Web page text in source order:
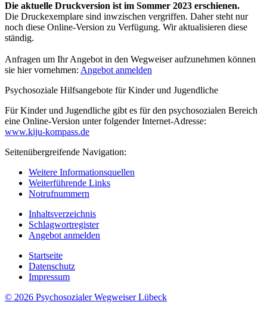
Die aktuelle Druckversion ist im Sommer 2023 erschienen.
Die Druckexemplare sind inwzischen vergriffen. Daher steht nur
noch diese Online-Version zu Verfügung. Wir aktualisieren diese
ständig.
Anfragen um Ihr Angebot in den Wegweiser aufzunehmen können
sie hier vornehmen: Angebot anmelden
Psychosoziale Hilfsangebote für Kinder und Jugendliche
Für Kinder und Jugendliche gibt es für den psychosozialen Bereich
eine Online-Version unter folgender Internet-Adresse:
www.kiju-kompass.de
Seitenübergreifende Navigation:
Weitere Informationsquellen
Weiterführende Links
Notrufnummern
Inhaltsverzeichnis
Schlagwortregister
Angebot anmelden
Startseite
Datenschutz
Impressum
© 2026 Psychosozialer Wegweiser Lübeck